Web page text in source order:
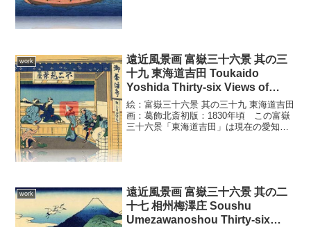
work
遠近風景画 富嶽三十六景 其の三
十九 東海道吉田 Toukaido
Yoshida Thirty-six Views of
Mount Fuji 3D
絵：富嶽三十六景 其の三十九 東海道吉田
画：葛飾北斎初版：1830年頃 この富嶽
三十六景「東海道吉田」は現在の愛知県
work
遠近風景画 富嶽三十六景 其の二
十七 相州梅澤庄 Soushu
Umezawanoshou Thirty-six